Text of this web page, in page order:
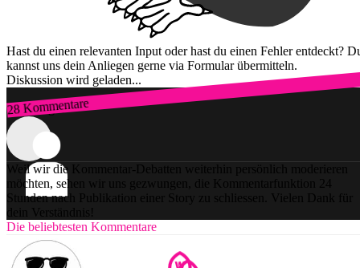
Hast du einen relevanten Input oder hast du einen Fehler entdeckt?
kannst uns dein Anliegen gerne via Formular übermitteln.
Diskussion wird geladen...
28 Kommentare
Zum Login
Weil wir die Kommentar-Debatten weiterhin persönlich moderieren
möchten, sehen wir uns gezwungen, die Kommentarfunktion 24
Stunden nach Publikation einer Story zu schliessen. Vielen Dank für
dein Verständnis!
Die beliebtesten Kommentare